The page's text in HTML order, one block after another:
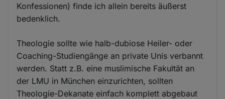
Konfessionen) finde ich allein bereits äußerst
bedenklich.
Theologie sollte wie halb-dubiose Heiler- oder
Coaching-Studiengänge an private Unis verbannt
werden. Statt z.B. eine muslimische Fakultät an
der LMU in München einzurichten, sollten
Theologie-Dekanate einfach komplett abgebaut